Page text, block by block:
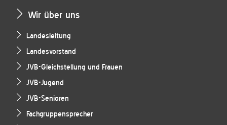
Wir über uns
Landesleitung
Landesvorstand
JVB-Gleichstellung und Frauen
JVB-Jugend
JVB-Senioren
Fachgruppensprecher